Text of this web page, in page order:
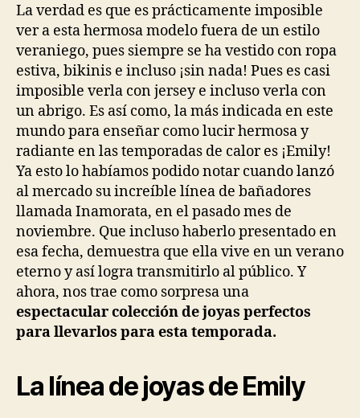
La verdad es que es prácticamente imposible
ver a esta hermosa modelo fuera de un estilo
veraniego, pues siempre se ha vestido con ropa
estiva, bikinis e incluso ¡sin nada! Pues es casi
imposible verla con jersey e incluso verla con
un abrigo. Es así como, la más indicada en este
mundo para enseñar como lucir hermosa y
radiante en las temporadas de calor es ¡Emily!
Ya esto lo habíamos podido notar cuando lanzó
al mercado su increíble línea de bañadores
llamada Inamorata, en el pasado mes de
noviembre. Que incluso haberlo presentado en
esa fecha, demuestra que ella vive en un verano
eterno y así logra transmitirlo al público. Y
ahora, nos trae como sorpresa una
espectacular colección de joyas perfectos
para llevarlos para esta temporada.
La línea de joyas de Emily